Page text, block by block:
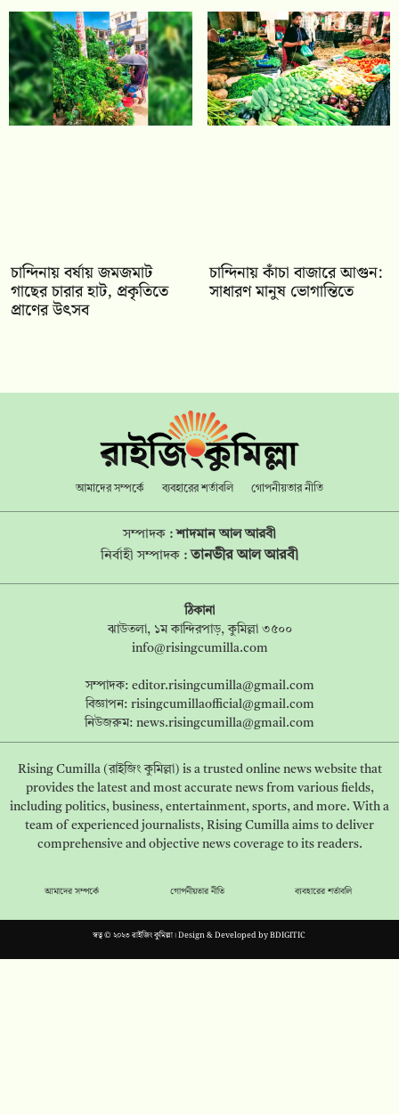
চান্দিনায় বর্ষায় জমজমাট
গাছের চারার হাট, প্রকৃতিতে
প্রাণের উৎসব
চান্দিনায় কাঁচা বাজারে আগুন:
সাধারণ মানুষ ভোগান্তিতে
আমাদের সম্পর্কে ব্যবহারের শর্তাবলি গোপনীয়তার নীতি
সম্পাদক :শাদমান আল আরবী
নির্বাহী সম্পাদক :তানভীর আল আরবী
ঠিকানা
ঝাউতলা, ১ম কান্দিরপাড়, কুমিল্লা ৩৫০০
info@risingcumilla.com
সম্পাদক: editor.risingcumilla@gmail.com
বিজ্ঞাপন: risingcumillaofficial@gmail.com
নিউজরুম: news.risingcumilla@gmail.com
Rising Cumilla (রাইজিং কুমিল্লা) is a trusted online news website that
provides the latest and most accurate news from various fields,
including politics, business, entertainment, sports, and more. With a
team of experienced journalists, Rising Cumilla aims to deliver
comprehensive and objective news coverage to its readers.
আমাদের সম্পর্কে গোপনীয়তার নীতি ব্যবহারের শর্তাবলি
স্বত্ব © ২০২৩ রাইজিং কুমিল্লা। Design & Developed byBDIGITIC